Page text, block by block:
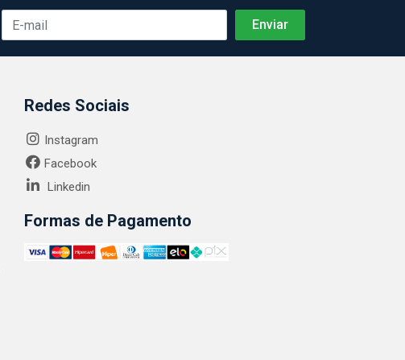
Redes Sociais
Instagram
Facebook
Linkedin
Formas de Pagamento